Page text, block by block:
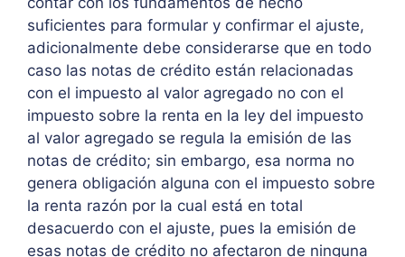
suficientes para formular y confirmar el ajuste,
adicionalmente debe considerarse que en todo
caso las notas de crédito están relacionadas
con el impuesto al valor agregado no con el
impuesto sobre la renta en la ley del impuesto
al valor agregado se regula la emisión de las
notas de crédito; sin embargo, esa norma no
genera obligación alguna con el impuesto sobre
la renta razón por la cual está en total
desacuerdo con el ajuste, pues la emisión de
esas notas de crédito no afectaron de ninguna